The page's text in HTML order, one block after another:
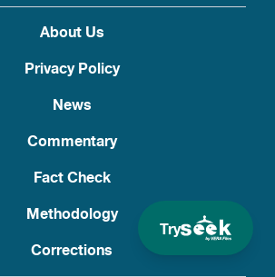
Try
About Us
Privacy Policy
News
Commentary
Fact Check
Methodology
Corrections